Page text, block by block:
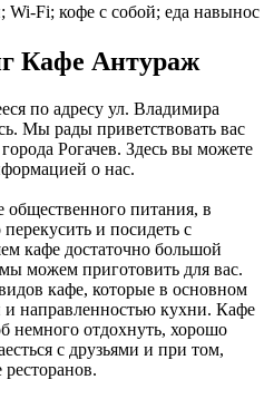
Wi-Fi; кофе с собой; еда навынос
Кафе Антураж
по адресу ул. Владимира
Мы рады приветствовать вас
Рогачев. Здесь вы можете
о нас.
питания, в
и посидеть с
кафе достаточно большой
можем приготовить для вас.
кафе, которые в основном
направленностью кухни. Кафе
немного отдохнуть, хорошо
с друзьями и при том,